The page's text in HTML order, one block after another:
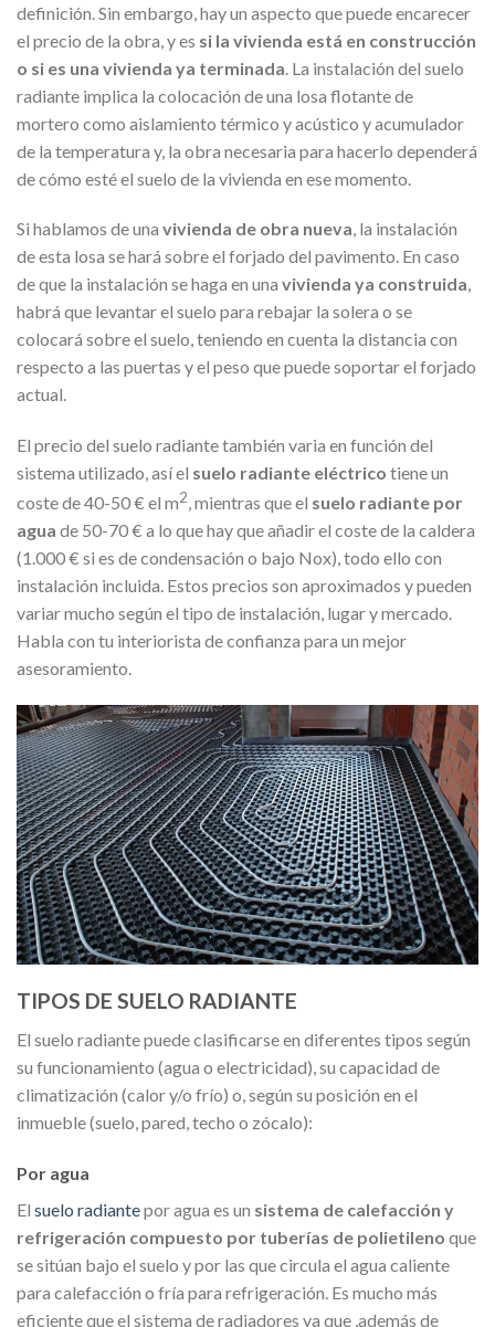
definición. Sin embargo, hay un aspecto que puede encarecer
el precio de la obra, y es si la vivienda está en construcción
o si es una vivienda ya terminada . La instalación del suelo
radiante implica la colocación de una losa flotante de
mortero como aislamiento térmico y acústico y acumulador
de la temperatura y, la obra necesaria para hacerlo dependerá
de cómo esté el suelo de la vivienda en ese momento.
Si hablamos de una vivienda de obra nueva, la instalación
de esta losa se hará sobre el forjado del pavimento. En caso
de que la instalación se haga en una vivienda ya construida,
habrá que levantar el suelo para rebajar la solera o se
colocará sobre el suelo, teniendo en cuenta la distancia con
respecto a las puertas y el peso que puede soportar el forjado
actual.
El precio del suelo radiante también varia en función del
sistema utilizado, así el suelo radiante eléctrico tiene un
coste de 40-50 € el m2, mientras que el suelo radiante por
agua de 50-70 € a lo que hay que añadir el coste de la caldera
(1.000 € si es de condensación o bajo Nox), todo ello con
instalación incluida. Estos precios son aproximados y pueden
variar mucho según el tipo de instalación, lugar y mercado.
Habla con tu interiorista de confianza para un mejor
asesoramiento.
TIPOS DE SUELO RADIANTE
El suelo radiante puede clasificarse en diferentes tipos según
su funcionamiento (agua o electricidad), su capacidad de
climatización (calor y/o frío) o, según su posición en el
inmueble (suelo, pared, techo o zócalo):
Por agua
El suelo radiantepor agua es un sistema de calefacción y
refrigeración compuesto por tuberías de polietileno que
se sitúan bajo el suelo y por las que circula el agua caliente
para calefacción o fría para refrigeración. Es mucho más
eficiente que el sistema de radiadores ya que ,además de